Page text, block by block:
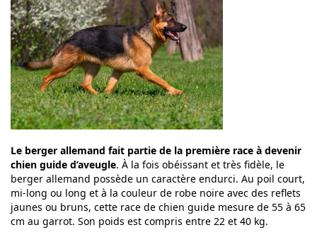
Le berger allemand fait partie de la première race à devenir
chien guide d’aveugle. À la fois obéissant et très fidèle, le
berger allemand possède un caractère endurci. Au poil court,
mi-long ou long et à la couleur de robe noire avec des reflets
jaunes ou bruns, cette race de chien guide mesure de 55 à 65
cm au garrot. Son poids est compris entre 22 et 40 kg.